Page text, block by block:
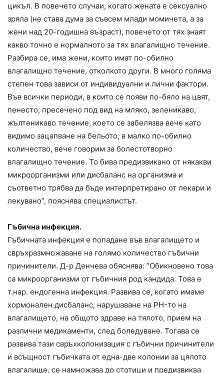
цикъл. В повечето случаи, когато жената е сексуално
зряла (не става дума за съвсем млади момичета, а за
жени над 20-годишна възраст), повечето от тях знаят
какво точно е нормалното за тях влагалищно течение.
Разбира се, има жени, които имат по-обилно
влагалищно течение, отколкото други. В много голяма
степен това зависи от индивидуални и лични фактори.
Във всички периоди, в които се появи по-бяло на цвят,
пенесто, пресечено под вид на мляко, зеленикаво,
жълтеникаво течение, което се забелязва вече като
видимо зацапване на бельото, в малко по-обилно
количество, вече говорим за болестотворно
влагалищно течение. То бива предизвикано от някакви
микроорганизми или дисбаланс на организма и
съответно трябва да бъде интерпретирано от лекари и
лекувано”, пояснява специалистът.
Гъбична инфекция.
Гъбичната инфекция е попадане във влагалището и
свръхразмножаване на голямо количество гъбични
причинители. Д-р Денчева обяснява: ”Обикновено това
са микроорганизми от гъбичния род кандида. Това е
т.нар. ендогенна инфекция. Развива се, когато имаме
хормонален дисбаланс, нарушаване на PH-то на
влагалището, на общото здраве на тялото, прием на
различни медикаменти, след боледуване. Тогава се
развива тази свръхколонизация с гъбични причинители
и всъщност гъбичката от една-две колонии за цялото
влагалище, се намножава до стотици и предизвиква